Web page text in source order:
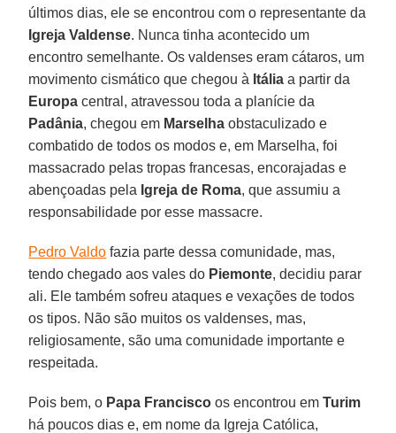
últimos dias, ele se encontrou com o representante da
Igreja Valdense. Nunca tinha acontecido um
encontro semelhante. Os valdenses eram cátaros, um
movimento cismático que chegou à Itália a partir da
Europa central, atravessou toda a planície da
Padânia, chegou em Marselha obstaculizado e
combatido de todos os modos e, em Marselha, foi
massacrado pelas tropas francesas, encorajadas e
abençoadas pela Igreja de Roma, que assumiu a
responsabilidade por esse massacre.
Pedro Valdo fazia parte dessa comunidade, mas,
tendo chegado aos vales do Piemonte, decidiu parar
ali. Ele também sofreu ataques e vexações de todos
os tipos. Não são muitos os valdenses, mas,
religiosamente, são uma comunidade importante e
respeitada.
Pois bem, o Papa Francisco os encontrou emTurim
há poucos dias e, em nome da Igreja Católica,